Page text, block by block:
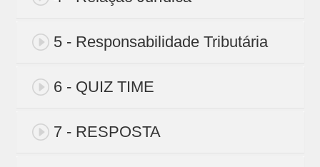
5 - Responsabilidade Tributária
6 - QUIZ TIME
7 - RESPOSTA